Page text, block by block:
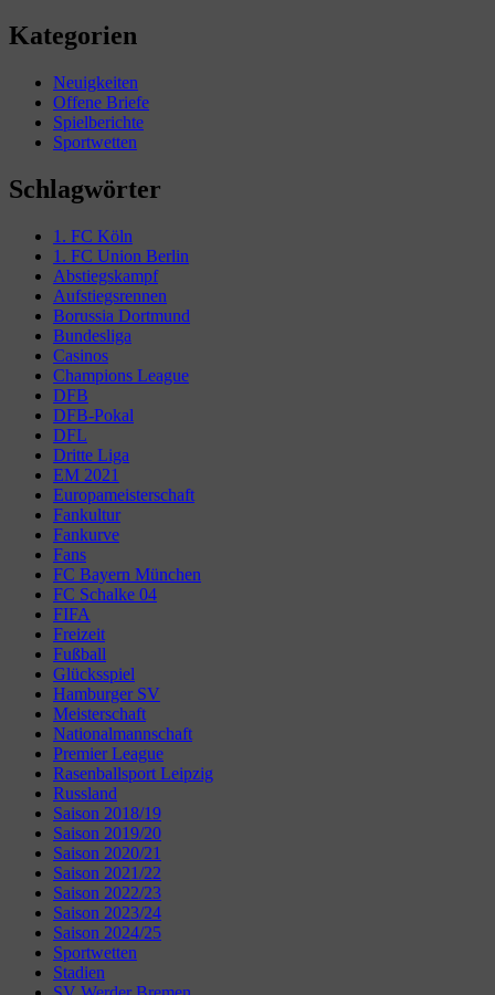
Kategorien
Neuigkeiten
Offene Briefe
Spielberichte
Sportwetten
Schlagwörter
1. FC Köln
1. FC Union Berlin
Abstiegskampf
Aufstiegsrennen
Borussia Dortmund
Bundesliga
Casinos
Champions League
DFB
DFB-Pokal
DFL
Dritte Liga
EM 2021
Europameisterschaft
Fankultur
Fankurve
Fans
FC Bayern München
FC Schalke 04
FIFA
Freizeit
Fußball
Glücksspiel
Hamburger SV
Meisterschaft
Nationalmannschaft
Premier League
Rasenballsport Leipzig
Russland
Saison 2018/19
Saison 2019/20
Saison 2020/21
Saison 2021/22
Saison 2022/23
Saison 2023/24
Saison 2024/25
Sportwetten
Stadien